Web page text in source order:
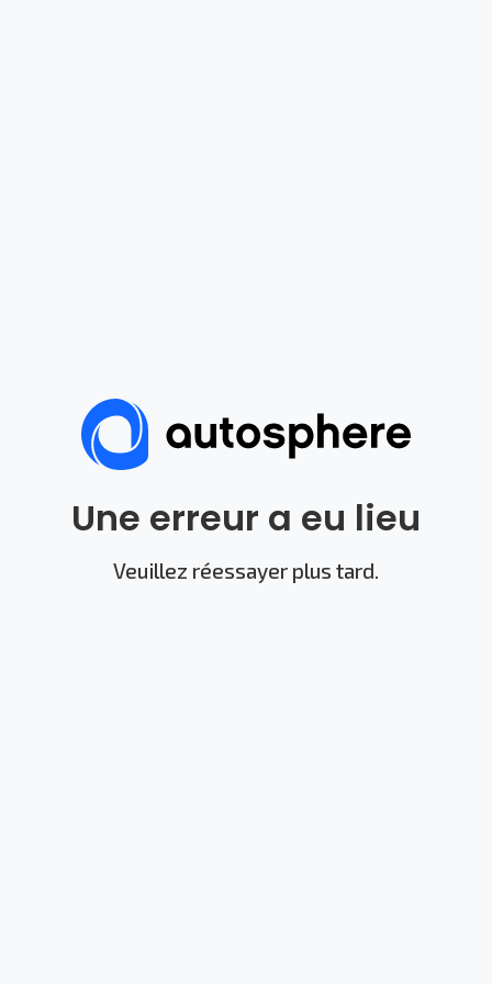
Une erreur a eu lieu
Veuillez réessayer plus tard.